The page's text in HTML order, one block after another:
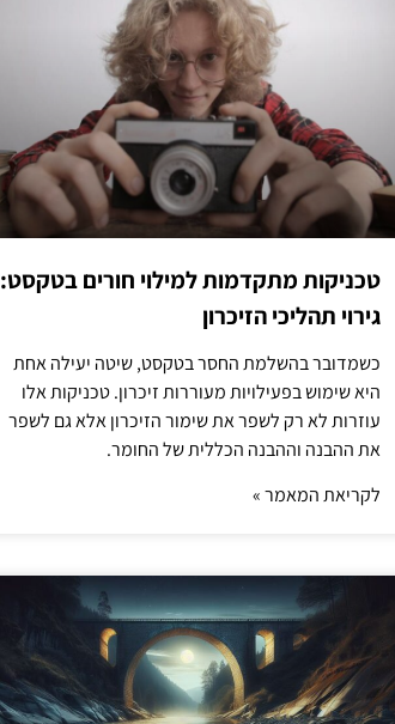
טכניקות מתקדמות למילוי חורים בטקסט:
גירוי תהליכי הזיכרון
כשמדובר בהשלמת החסר בטקסט, שיטה יעילה אחת
היא שימוש בפעילויות מעוררות זיכרון. טכניקות אלו
עוזרות לא רק לשפר את שימור הזיכרון אלא גם לשפר
את ההבנה וההבנה הכללית של החומר.
לקריאת המאמר »